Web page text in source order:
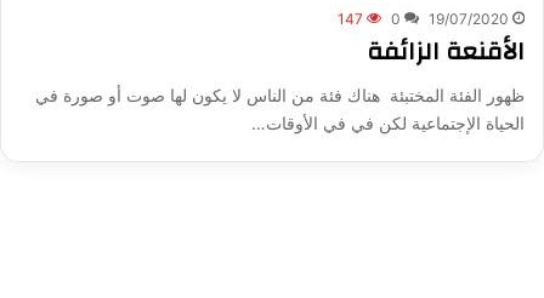
19/07/2020
0
147
الأقنعة الزائفة
ظهور الفئة المختبئة هناك فئة من الناس لا يكون لها صوت أو صورة في
الحياة الإجتماعية لكن في في الأوقات…